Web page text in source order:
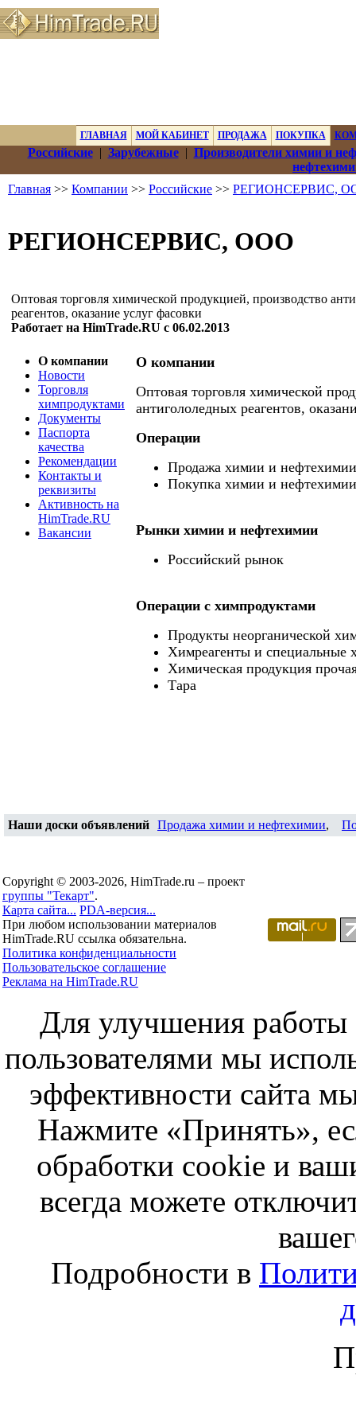
ГЛАВНАЯ МОЙ КАБИНЕТ ПРОДАЖА ПОКУПКА
Российские| Зарубежные| Производители химии и
Главная >> Компании >> Российские >> РЕГИОНСЕРВИС,
РЕГИОНСЕРВИС, ООО
Оптовая торговля химической продукцией, производство
реагентов, оказание услуг фасовки
Работает на HimTrade.RU с 06.02.2013
О компании
Новости
Торговля
химпродуктами
Документы
Паспорта
качества
Рекомендации
Контакты и
реквизиты
Активность на
HimTrade.RU
Вакансии
О компании
Оптовая торговля химической
антигололедных реагентов,
Операции
Продажа химии и нефтехимии
Покупка химии и нефтехимии
Рынки химии и нефтехимии
Российский рынок
Операции c химпродуктами
Продукты неорганической
Химреагенты и специальные
Химическая продукция
Тара
Наши доски объявлений Продажа химии и нефтехимии,
Copyright © 2003-2026, HimTrade.ru – проект
группы "Текарт".
Карта сайта... PDA-версия...
При любом использовании материалов
HimTrade.RU ссылка обязательна.
Политика конфиденциальности
Пользовательское соглашение
Реклама на HimTrade.RU
Для улучшения работы
пользователями мы
эффективности сайта
Нажмите «Принять»,
обработки cookie и
всегда можете
Подробности в